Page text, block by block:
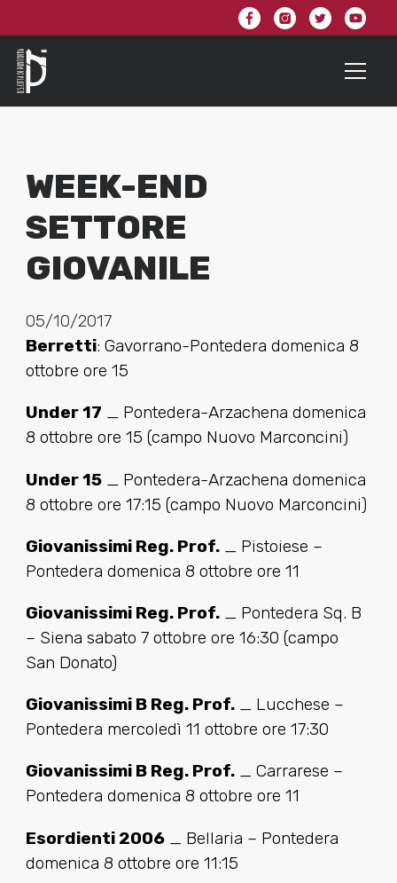
WEEK-END
SETTORE
GIOVANILE
05/10/2017
Berretti: Gavorrano-Pontedera domenica 8
ottobre ore 15
Under 17 _ Pontedera-Arzachena domenica
8 ottobre ore 15 (campo Nuovo Marconcini)
Under 15_ Pontedera-Arzachena domenica
8 ottobre ore 17:15 (campo Nuovo Marconcini)
Giovanissimi Reg. Prof._ Pistoiese –
Pontedera domenica 8 ottobre ore 11
Giovanissimi Reg. Prof._ Pontedera Sq. B
– Siena sabato 7 ottobre ore 16:30 (campo
San Donato)
Giovanissimi B Reg. Prof._ Lucchese –
Pontedera mercoledì 11 ottobre ore 17:30
Giovanissimi B Reg. Prof._ Carrarese –
Pontedera domenica 8 ottobre ore 11
Esordienti 2006_ Bellaria – Pontedera
domenica 8 ottobre ore 11:15